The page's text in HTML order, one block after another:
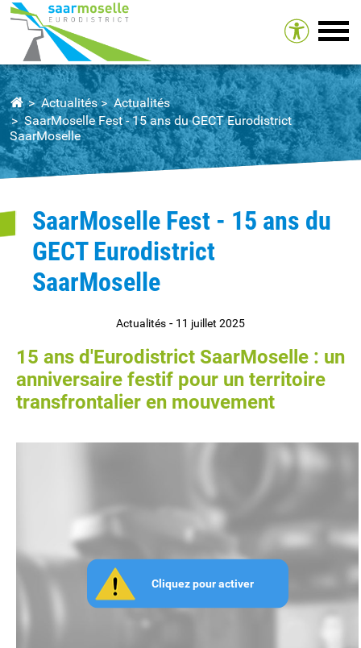
Actualités
Actualités
SaarMoselle Fest - 15 ans du GECT Eurodistrict
SaarMoselle
SaarMoselle Fest - 15 ans du
GECT Eurodistrict
SaarMoselle
Actualités - 11 juillet 2025
15 ans d'Eurodistrict SaarMoselle : un
anniversaire festif pour un territoire
transfrontalier en mouvement